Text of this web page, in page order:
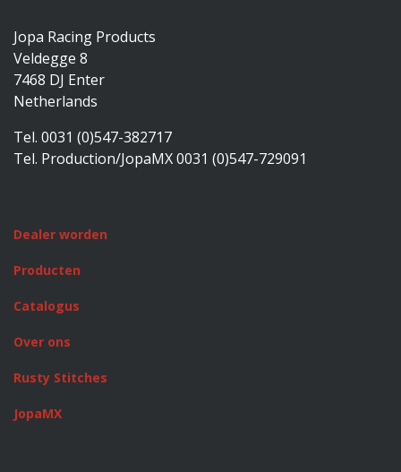
Jopa Racing Products
Veldegge 8
7468 DJ Enter
Netherlands
Tel. 0031 (0)547-382717
Tel. Production/JopaMX 0031 (0)547-729091
Dealer worden
Producten
Catalogus
Over ons
Rusty Stitches
JopaMX